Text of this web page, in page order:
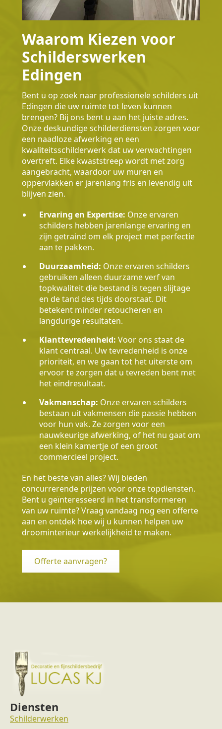
Waarom Kiezen voor
Schilderswerken
Edingen
Bent u op zoek naar professionele schilders uit
Edingen die uw ruimte tot leven kunnen
brengen? Bij ons bent u aan het juiste adres.
Onze deskundige schilderdiensten zorgen voor
een naadloze afwerking en een
kwaliteitsschilderwerk dat uw verwachtingen
overtreft. Elke kwaststreep wordt met zorg
aangebracht, waardoor uw muren en
oppervlakken er jarenlang fris en levendig uit
blijven zien.
Ervaring en Expertise: Onze ervaren
schilders hebben jarenlange ervaring en
zijn getraind om elk project met perfectie
aan te pakken.
Duurzaamheid: Onze ervaren schilders
gebruiken alleen duurzame verf van
topkwaliteit die bestand is tegen slijtage
en de tand des tijds doorstaat. Dit
betekent minder retoucheren en
langdurige resultaten.
Klanttevredenheid: Voor ons staat de
klant centraal. Uw tevredenheid is onze
prioriteit, en we gaan tot het uiterste om
ervoor te zorgen dat u tevreden bent met
het eindresultaat.
Vakmanschap: Onze ervaren schilders
bestaan uit vakmensen die passie hebben
voor hun vak. Ze zorgen voor een
nauwkeurige afwerking, of het nu gaat om
een klein kamertje of een groot
commercieel project.
En het beste van alles? Wij bieden
concurrerende prijzen voor onze topdiensten.
Bent u geïnteresseerd in het transformeren
van uw ruimte? Vraag vandaag nog een offerte
aan en ontdek hoe wij u kunnen helpen uw
droominterieur werkelijkheid te maken.
Offerte aanvragen?
Diensten
Schilderwerken